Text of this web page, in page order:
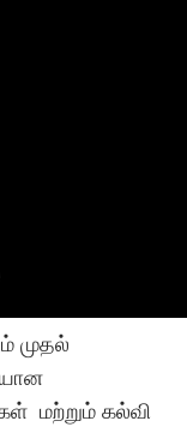
முதல்
மற்றும் கல்வி